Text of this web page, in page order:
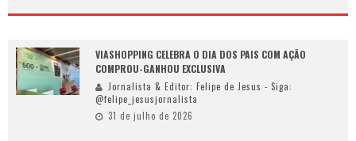
VIASHOPPING CELEBRA O DIA DOS PAIS COM AÇÃO
COMPROU-GANHOU EXCLUSIVA
Jornalista & Editor: Felipe de Jesus - Siga:
@felipe_jesusjornalista
31 de julho de 2026